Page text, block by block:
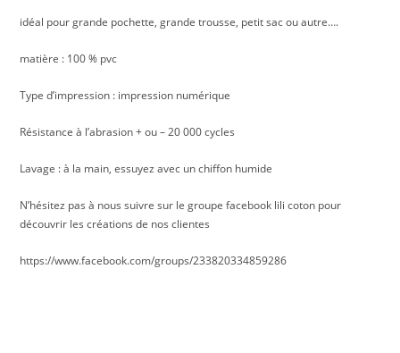
idéal pour grande pochette, grande trousse, petit sac ou autre….
matière : 100 % pvc
Type d’impression : impression numérique
Résistance à l’abrasion + ou – 20 000 cycles
Lavage : à la main, essuyez avec un chiffon humide
N’hésitez pas à nous suivre sur le groupe facebook lili coton pour
découvrir les créations de nos clientes
https://www.facebook.com/groups/233820334859286